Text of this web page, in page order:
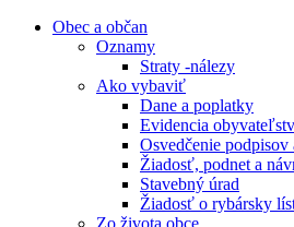
Obec a občan
Oznamy
Straty -nálezy
Ako vybaviť
Dane a poplatky
Evidencia
Osvedčenie podpisov
Žiadosť, podnet a
Stavebný úrad
Žiadosť o rybársky
Zo života obce